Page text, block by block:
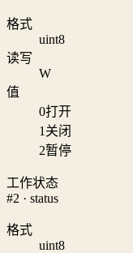
格式
uint8
读写
W
值
0打开
1 关闭
2暂停
工作状态
#2 · status
格式
uint8